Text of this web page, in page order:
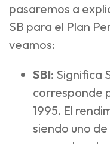
pasaremos a
SB para el Plan
veamos:
SBI: Significa
corresponde
1995. El
siendo uno